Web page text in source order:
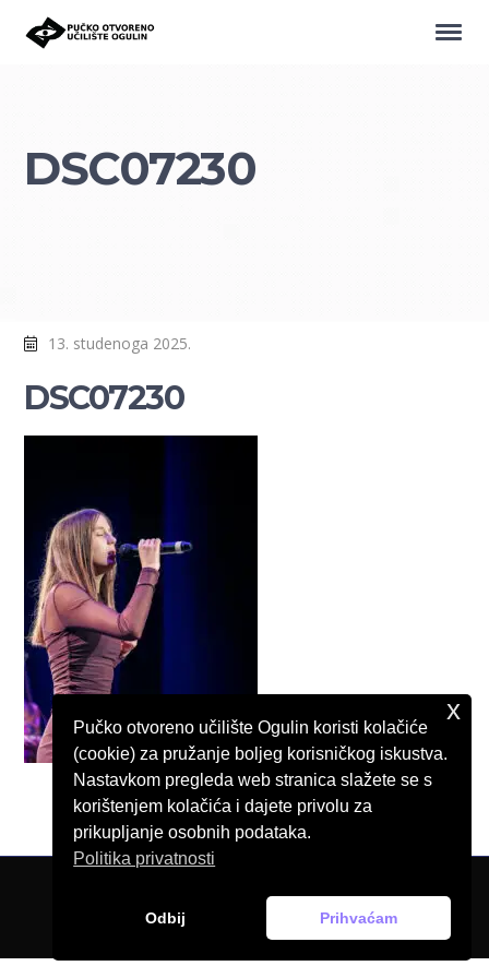
DSC07230
13. studenoga 2025.
DSC07230
© Pučko otvoreno učilište Ogulin, 2026.
Pučko otvoreno učilište Ogulin koristi kolačiće
(cookie) za pružanje boljeg korisničkog iskustva.
Nastavkom pregleda web stranica slažete se s
korištenjem kolačića i dajete privolu za
prikupljanje osobnih podataka.
Politika privatnosti
Odbij Prihvaćam
x